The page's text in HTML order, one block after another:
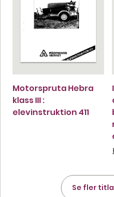
Motorspruta Hebra
klass III :
elevinstruktion 411
Se fler